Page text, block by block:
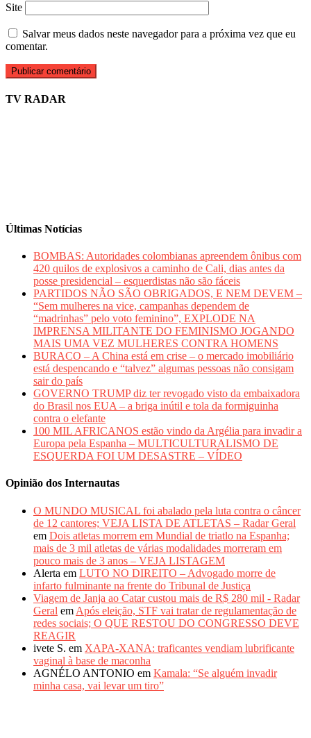
Site
Salvar meus dados neste navegador para a próxima vez que eu
comentar.
TV RADAR
Últimas Notícias
BOMBAS: Autoridades colombianas apreendem ônibus com
420 quilos de explosivos a caminho de Cali, dias antes da
posse presidencial – esquerdistas não são fáceis
PARTIDOS NÃO SÃO OBRIGADOS, E NEM DEVEM –
“Sem mulheres na vice, campanhas dependem de
“madrinhas” pelo voto feminino”, EXPLODE NA
IMPRENSA MILITANTE DO FEMINISMO JOGANDO
MAIS UMA VEZ MULHERES CONTRA HOMENS
BURACO – A China está em crise – o mercado imobiliário
está despencando e “talvez” algumas pessoas não consigam
sair do país
GOVERNO TRUMP diz ter revogado visto da embaixadora
do Brasil nos EUA – a briga inútil e tola da formiguinha
contra o elefante
100 MIL AFRICANOS estão vindo da Argélia para invadir a
Europa pela Espanha – MULTICULTURALISMO DE
ESQUERDA FOI UM DESASTRE – VÍDEO
Opinião dos Internautas
O MUNDO MUSICAL foi abalado pela luta contra o câncer
de 12 cantores; VEJA LISTA DE ATLETAS – Radar Geral
em Dois atletas morrem em Mundial de triatlo na Espanha;
mais de 3 mil atletas de várias modalidades morreram em
pouco mais de 3 anos – VEJA LISTAGEM
Alerta em LUTO NO DIREITO – Advogado morre de
infarto fulminante na frente do Tribunal de Justiça
Viagem de Janja ao Catar custou mais de R$ 280 mil - Radar
Geral em Após eleição, STF vai tratar de regulamentação de
redes sociais; O QUE RESTOU DO CONGRESSO DEVE
REAGIR
ivete S. em XAPA-XANA: traficantes vendiam lubrificante
vaginal à base de maconha
AGNÉLO ANTONIO em Kamala: “Se alguém invadir
minha casa, vai levar um tiro”